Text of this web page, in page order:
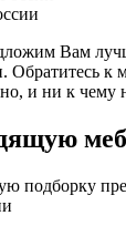
Вам
Обратитесь к
и ни к чему
подборку